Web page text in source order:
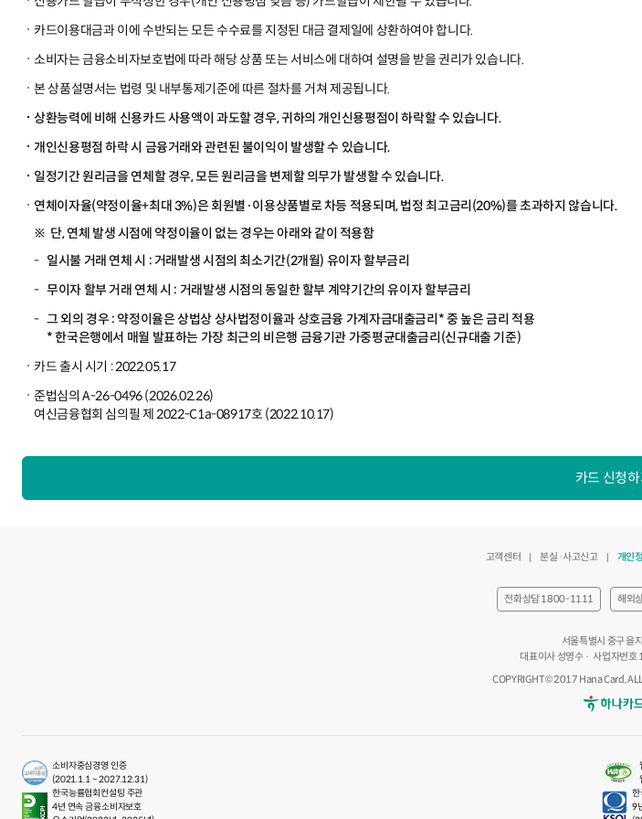
카드이용대금과 이에 수반되는 모든 수수료를 지정된 대금 결제일에 상환하여야 합니다.
소비자는 금융소비자보호법에 따라 해당 상품 또는 서비스에 대하여 설명을 받을 권리가 있습니다.
본 상품설명서는 법령 및 내부통제기준에 따른 절차를 거쳐 제공됩니다.
상환능력에 비해 신용카드 사용액이 과도할 경우, 귀하의 개인신용평점이 하락할 수 있습니다.
개인신용평점 하락 시 금융거래와 관련된 불이익이 발생할 수 있습니다.
일정기간 원리금을 연체할 경우, 모든 원리금을 변제할 의무가 발생할 수 있습니다.
연체이자율(약정이율+최대 3%)은 회원별·이용상품별로 차등 적용되며, 법정 최고금리(20%)를 초과하지 않습니다.
단, 연체 발생 시점에 약정이율이 없는 경우는 아래와 같이 적용함
일시불 거래 연체 시 : 거래발생 시점의 최소기간(2개월) 유이자 할부금리
무이자 할부 거래 연체 시 : 거래발생 시점의 동일한 할부 계약기간의 유이자 할부금리
그 외의 경우 : 약정이율은 상법상 상사법정이율과 상호금융 가계자금대출금리* 중 높은 금리 적용
* 한국은행에서 매월 발표하는 가장 최근의 비은행 금융기관 가중평균대출금리(신규대출 기준)
카드 출시 시기 : 2022.05.17
준법심의 A-26-0496 (2026.02.26)
여신금융협회 심의필 제 2022-C1a-08917호 (2022.10.17)
카드 신청
고객센터 분실·사고신고 개인
전화상담 1800-1111 해외
서울특별시 중구 을
대표이사 성영수
사업자번
COPYRIGHT© 2017 Hana Card,
소비자중심경영 인증
(2021.1.1 ~ 2027.12.31)
한국능률협회컨설팅 주관
4년 연속 금융소비자보호
한
9